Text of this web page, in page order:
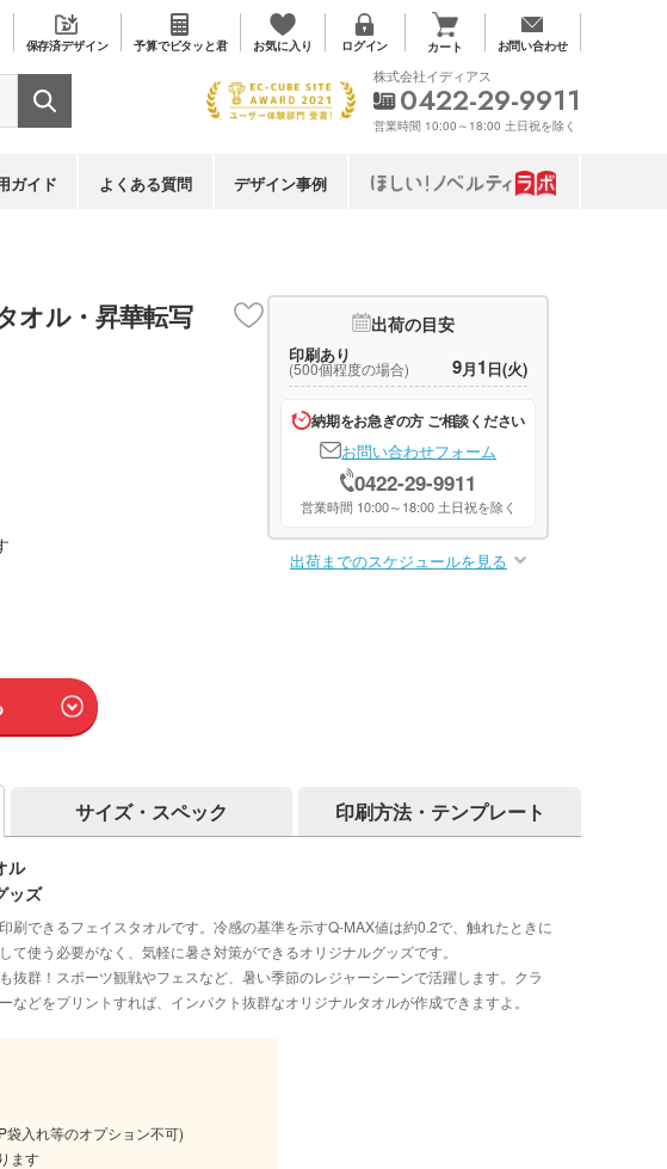
保存済デザイン 予算でピタッと君 お気に入り ログイン カート お問い合わせ
ガイド よくある質問 デザイン事例
株式会社イディアス
0422-29-9911
営業時間 10:00～18:00 土日祝を除く
オル・昇華転写
出荷の目安
印刷あり
(500個程度の場合) 9月1 日(火)
納期をお急ぎの方 ご相談ください
お問い合わせフォーム
0422-29-9911
営業時間 10:00～18:00 土日祝を除く
出荷までのスケジュールを見る
サイズ・スペック 印刷方法・テンプレート
ル
ッズ
刷できるフェイスタオルです。冷感の基準を示すQ-MAX値は約0.2で、触れたときに
使う必要がなく、気軽に暑さ対策ができるオリジナルグッズです。
抜群！スポーツ観戦やフェスなど、暑い季節のレジャーシーンで活躍します。クラ
などをプリントすれば、インパクト抜群なオリジナルタオルが作成できますよ。
入れ等のオプション不可)
ます